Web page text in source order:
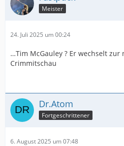
Meister
24. Juli 2025 um 00:24
…Tim McGauley ? Er wechselt zur
Crimmitschau
Dr.Atom
Fortgeschrittener
6. August 2025 um 07:48